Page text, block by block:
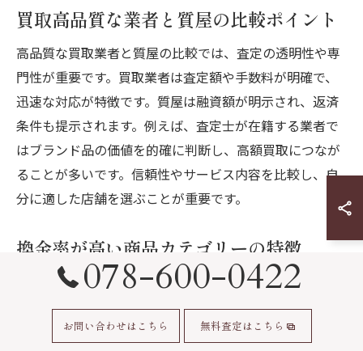
買取高品質な業者と質屋の比較ポイント
高品質な買取業者と質屋の比較では、査定の透明性や専
門性が重要です。買取業者は査定額や手数料が明確で、
迅速な対応が特徴です。質屋は融資額が明示され、返済
条件も提示されます。例えば、査定士が在籍する業者で
はブランド品の価値を的確に判断し、高額買取につなが
ることが多いです。信頼性やサービス内容を比較し、自
分に適した店舗を選ぶことが重要です。
換金率が高い商品カテゴリーの特徴
換金率が高い商品は、ブランド品や貴金属、高級時計な
どが代表的です。これらは市場価値が安定しており、需
要が高いため高額査定が期待できます。具体的には、状
078-600-0422
お問い合わせはこちら 無料査定はこちら